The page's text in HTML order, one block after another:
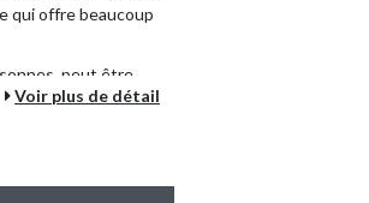
qui offre beaucoup
peut être
Avec cet
Voir plus de détail